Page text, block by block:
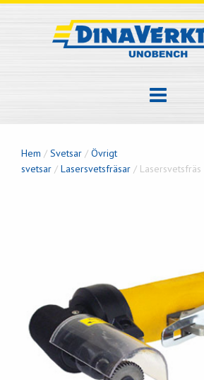
Hem / Svetsar / Övrigt
svetsar / Lasersvetsfräsar / Lasersvetsfräs